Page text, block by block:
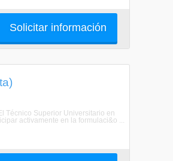
Solicitar información
Técnico Superior Universitario en
activamente en la formulaci&o ...